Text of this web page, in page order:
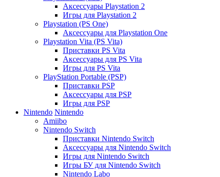
Аксессуары Playstation 2
Игры для Playstation 2
Playstation (PS One)
Аксессуары для Playstation One
Playstation Vita (PS Vita)
Приставки PS Vita
Аксессуары для PS Vita
Игры для PS Vita
PlayStation Portable (PSP)
Приставки PSP
Аксессуары для PSP
Игры для PSP
Nintendo Nintendo
Amiibo
Nintendo Switch
Приставки Nintendo Switch
Аксессуары для Nintendo Switch
Игры для Nintendo Switch
Игры БУ для Nintendo Switch
Nintendo Labo